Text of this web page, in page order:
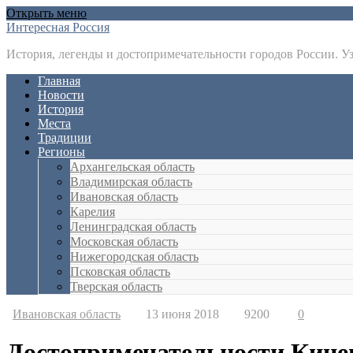
Открыть меню
Интересная Россия
История, легенды и достопримечательности городов России.
Главная
Новости
История
Места
Традиции
Регионы
Архангельская область
Владимирская область
Ивановская область
Карелия
Ленинградская область
Московская область
Нижегородская область
Псковская область
Тверская область
Ивановская область 13 июня 2018 9200 0